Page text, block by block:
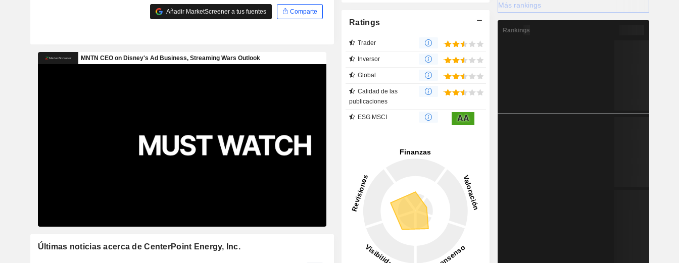
Añadir MarketScreener a tus fuentes Comparte
Últimas noticias acerca de CenterPoint Energy, Inc.
Ratings
Trader
Inversor
Global
Calidad de las
publicaciones
ESG MSCI AA
Más rankings
Rankings